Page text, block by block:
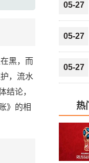
黑，而
，流水
结论，
》的相
05-27
05-27
05-27
热